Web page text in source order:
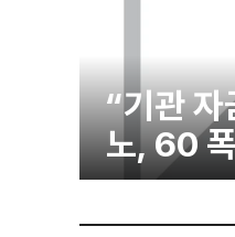
“기관
노, 60